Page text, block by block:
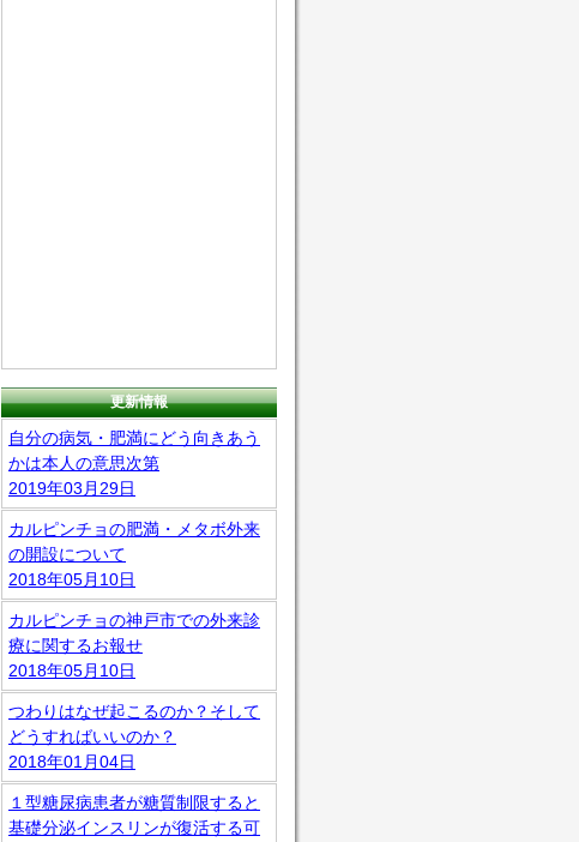
更新情報
自分の病気・肥満にどう向きあう
かは本人の意思次第
2019年03月29日
カルピンチョの肥満・メタボ外来
の開設について
2018年05月10日
カルピンチョの神戸市での外来診
療に関するお報せ
2018年05月10日
つわりはなぜ起こるのか？そして
どうすればいいのか？
2018年01月04日
１型糖尿病患者が糖質制限すると
基礎分泌インスリンが復活する可